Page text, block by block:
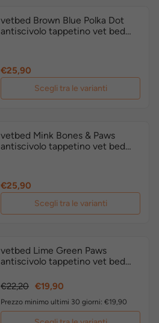
vetbed Brown Blue Polka Dot
antiscivolo tappetino vet bed
Prezzo
€25,90
Scegli tra le varianti
vetbed Mink Bones & Paws
antiscivolo tappetino vet bed
Prezzo
€25,90
Scegli tra le varianti
vetbed Lime Green Paws
antiscivolo tappetino vet bed
Prezzo
€22,20 Prezzo
€19,90
Prezzo minimo ultimi 30 giorni: €19,90